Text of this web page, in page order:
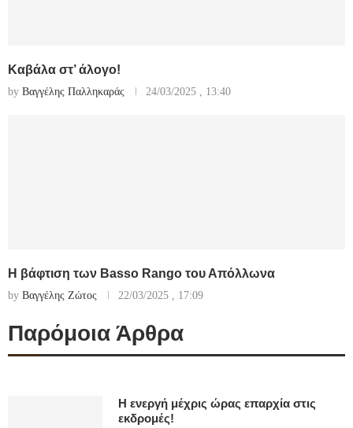
Καβάλα στ’ άλογο!
by Βαγγέλης Παλληκαράς 24/03/2025 , 13:40
Η βάφτιση των Basso Rango του Απόλλωνα
by Βαγγέλης Ζώτος 22/03/2025 , 17:09
Παρόμοια Άρθρα
Η ενεργή μέχρις ώρας επαρχία στις
εκδρομές!